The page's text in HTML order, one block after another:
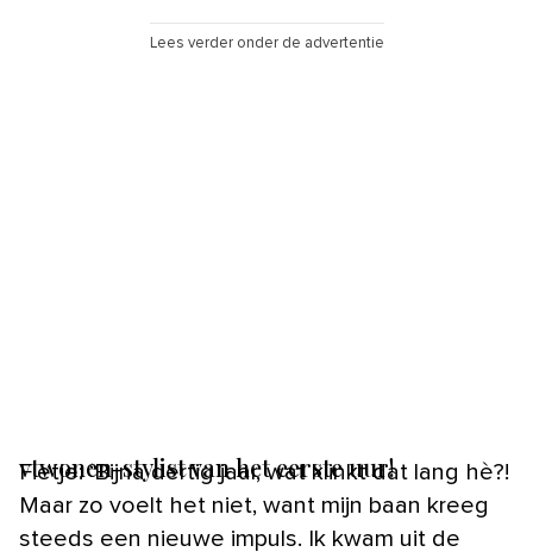
Lees verder onder de advertentie
vtwonen-stylist van het eerste uur!
Fietje: ‘Bijna dertig jaar, wat klinkt dat lang hè?!
Maar zo voelt het niet, want mijn baan kreeg
steeds een nieuwe impuls. Ik kwam uit de